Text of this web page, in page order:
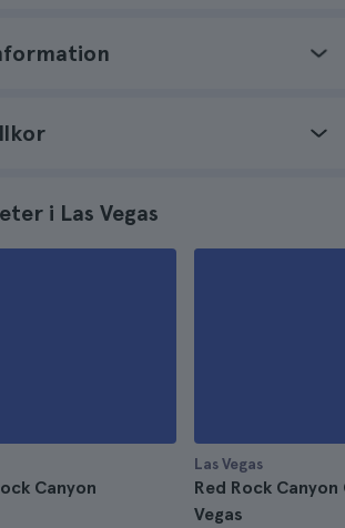
i Las Vegas
Canyon
Las Vegas
Red Rock
Vegas